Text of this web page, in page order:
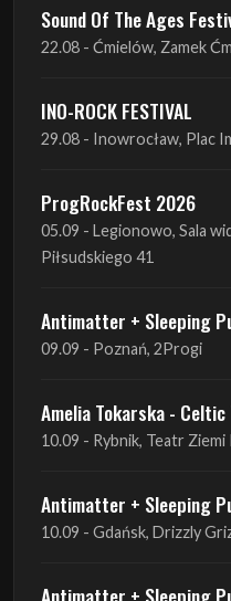
INO-ROCK FESTIVAL
29.08 - Inowrocław, Plac
ProgRockFest 2026
Antimatter + Sleeping
09.09 - Poznań, 2Progi
Amelia Tokarska - Celtic
10.09 - Rybnik, Teatr Ziemi
Antimatter + Sleeping
Antimatter + Sleeping
11.09 - Warszawa, VooDoo
Antimatter + Sleeping